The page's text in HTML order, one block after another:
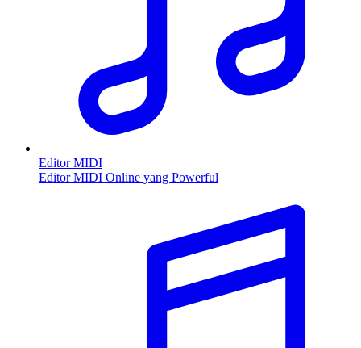
Editor MIDI
Editor MIDI Online yang Powerful